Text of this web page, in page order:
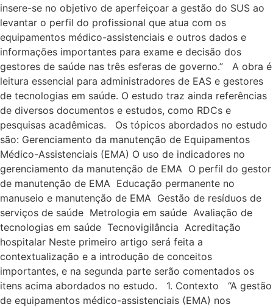
insere-se no objetivo de aperfeiçoar a gestão do SUS ao
levantar o perfil do profissional que atua com os
equipamentos médico-assistenciais e outros dados e
informações importantes para exame e decisão dos
gestores de saúde nas três esferas de governo.” A obra é
leitura essencial para administradores de EAS e gestores
de tecnologias em saúde. O estudo traz ainda referências
de diversos documentos e estudos, como RDCs e
pesquisas acadêmicas. Os tópicos abordados no estudo
são: Gerenciamento da manutenção de Equipamentos
Médico-Assistenciais (EMA) O uso de indicadores no
gerenciamento da manutenção de EMA O perfil do gestor
de manutenção de EMA Educação permanente no
manuseio e manutenção de EMA Gestão de resíduos de
serviços de saúde Metrologia em saúde Avaliação de
tecnologias em saúde Tecnovigilância Acreditação
hospitalar Neste primeiro artigo será feita a
contextualização e a introdução de conceitos
importantes, e na segunda parte serão comentados os
itens acima abordados no estudo. 1. Contexto “A gestão
de equipamentos médico-assistenciais (EMA) nos